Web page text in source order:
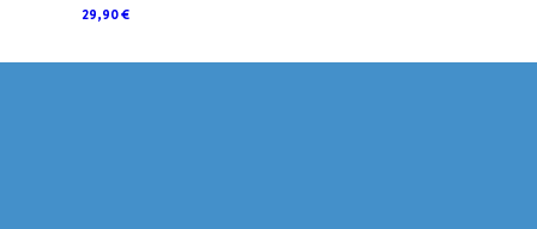
29,90 €